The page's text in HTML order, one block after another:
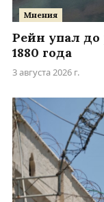
Мнения
Рейн упал
1880 года
3 августа 2026 г.